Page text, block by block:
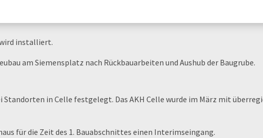
installiert.
am Siemensplatz nach Rückbauarbeiten und Aushub der Baugrube.
Standorten in Celle festgelegt. Das AKH Celle wurde im März mit
für die Zeit des 1. Bauabschnittes einen Interimseingang.